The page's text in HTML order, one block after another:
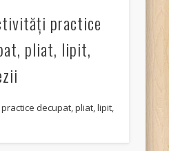
practice
pliat, lipit,
decupat, pliat, lipit,